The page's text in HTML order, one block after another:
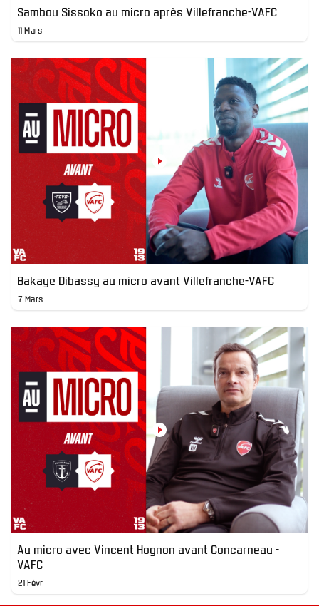
Sambou Sissoko au micro après Villefranche-VAFC
11 Mars
Bakaye Dibassy au micro avant Villefranche-VAFC
7 Mars
Au micro avec Vincent Hognon avant Concarneau -
VAFC
21 Févr